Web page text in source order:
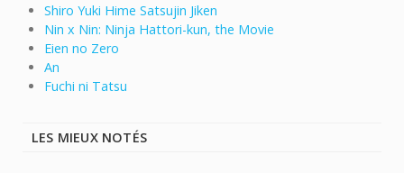
Shiro Yuki Hime Satsujin Jiken
Nin x Nin: Ninja Hattori-kun, the Movie
Eien no Zero
An
Fuchi ni Tatsu
LES MIEUX NOTÉS